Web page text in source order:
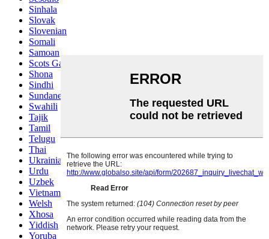
Sinhala
Slovak
Slovenian
Somali
Samoan
Scots Gaelic
Shona
Sindhi
Sundanese
Swahili
Tajik
Tamil
Telugu
Thai
Ukrainian
Urdu
Uzbek
Vietnamese
Welsh
Xhosa
Yiddish
Yoruba